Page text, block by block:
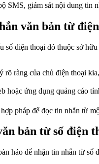
SMS, giám sát nội dung tin
văn bản từ
số điện thoại đó thuộc sở
ràng của chủ điện thoại
ứng dụng quảng cáo
pháp để đọc tin nhắn từ
bản từ số điện
hảo để nhận tin nhắn từ